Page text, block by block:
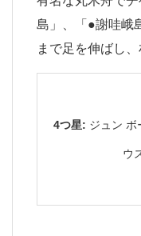
島」、「●謝哇峨
まで足を伸ばし
4つ星: ジュン ボ
ウ